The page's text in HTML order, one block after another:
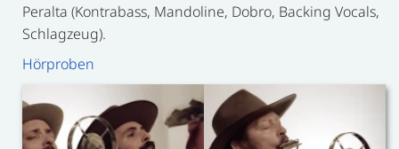
Peralta (Kontrabass, Mandoline, Dobro, Backing Vocals,
Schlagzeug).
Hörproben